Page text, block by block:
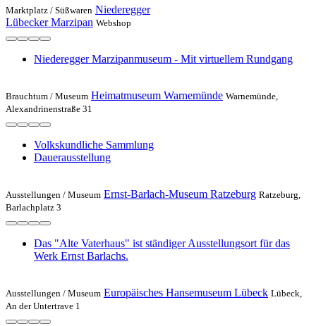
Marktplatz / Süßwaren Niederegger
Lübecker Marzipan Webshop
Niederegger Marzipanmuseum - Mit virtuellem Rundgang
Brauchtum / Museum Heimatmuseum Warnemünde Warnemünde,
Alexandrinenstraße 31
Volkskundliche Sammlung
Dauerausstellung
Ausstellungen / Museum Ernst-Barlach-Museum Ratzeburg Ratzeburg,
Barlachplatz 3
Das "Alte Vaterhaus" ist ständiger Ausstellungsort für das
Werk Ernst Barlachs.
Ausstellungen / Museum Europäisches Hansemuseum Lübeck Lübeck,
An der Untertrave 1